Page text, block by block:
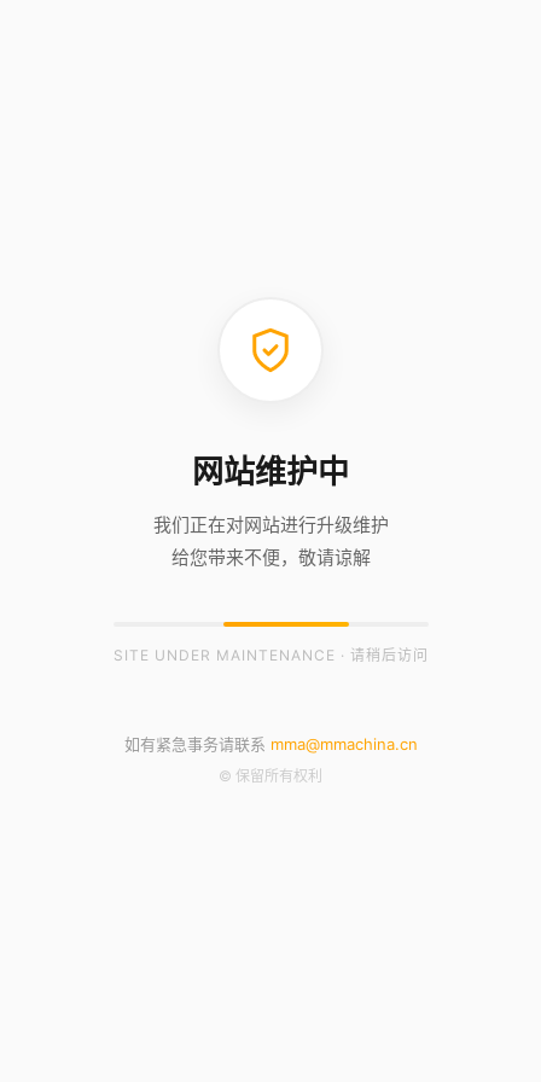
网站维护中
我们正在对网站进行升级维护
给您带来不便，敬请谅解
SITE UNDER MAINTENANCE · 请稍后访问
如有紧急事务请联系 mma@mmachina.cn
© 保留所有权利